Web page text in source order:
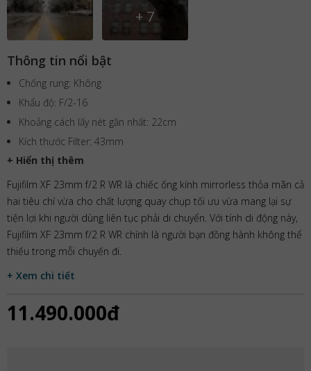
+ 7
Thông tin nổi bật
Chống rung: Không
Khẩu độ: F/2-16
Khoảng cách lấy nét gần nhất: 22cm
Kích thước Filter: 43mm
+ Hiển thị thêm
Fujifilm XF 23mm f/2 R WR là chiếc ống kính mirrorless thỏa mãn cả
hai tiêu chí vừa cho chất lượng quay chụp tối ưu vừa mang lại sự
tiện lợi khi người dùng liên tục phải di chuyển. Với tính di động này,
Fujifilm XF 23mm f/2 R WR chính là người bạn đồng hành không thể
thiếu trong mỗi chuyến đi.
+ Xem chi tiết
11.490.000đ